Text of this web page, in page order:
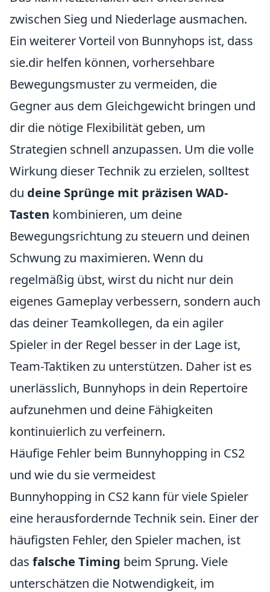
zwischen Sieg und Niederlage ausmachen.
Ein weiterer Vorteil von Bunnyhops ist, dass
sie.dir helfen können, vorhersehbare
Bewegungsmuster zu vermeiden, die
Gegner aus dem Gleichgewicht bringen und
dir die nötige Flexibilität geben, um
Strategien schnell anzupassen. Um die volle
Wirkung dieser Technik zu erzielen, solltest
du deine Sprünge mit präzisen WAD-
Tasten kombinieren, um deine
Bewegungsrichtung zu steuern und deinen
Schwung zu maximieren. Wenn du
regelmäßig übst, wirst du nicht nur dein
eigenes Gameplay verbessern, sondern auch
das deiner Teamkollegen, da ein agiler
Spieler in der Regel besser in der Lage ist,
Team-Taktiken zu unterstützen. Daher ist es
unerlässlich, Bunnyhops in dein Repertoire
aufzunehmen und deine Fähigkeiten
kontinuierlich zu verfeinern.
Häufige Fehler beim Bunnyhopping in CS2
und wie du sie vermeidest
Bunnyhopping in CS2 kann für viele Spieler
eine herausfordernde Technik sein. Einer der
häufigsten Fehler, den Spieler machen, ist
das falsche Timing beim Sprung. Viele
unterschätzen die Notwendigkeit, im